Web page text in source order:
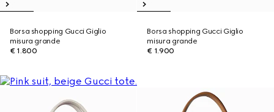
Borsa shopping Gucci Giglio
misura grande
€ 1.800
Borsa shopping Gucci Giglio
misura grande
€ 1.900